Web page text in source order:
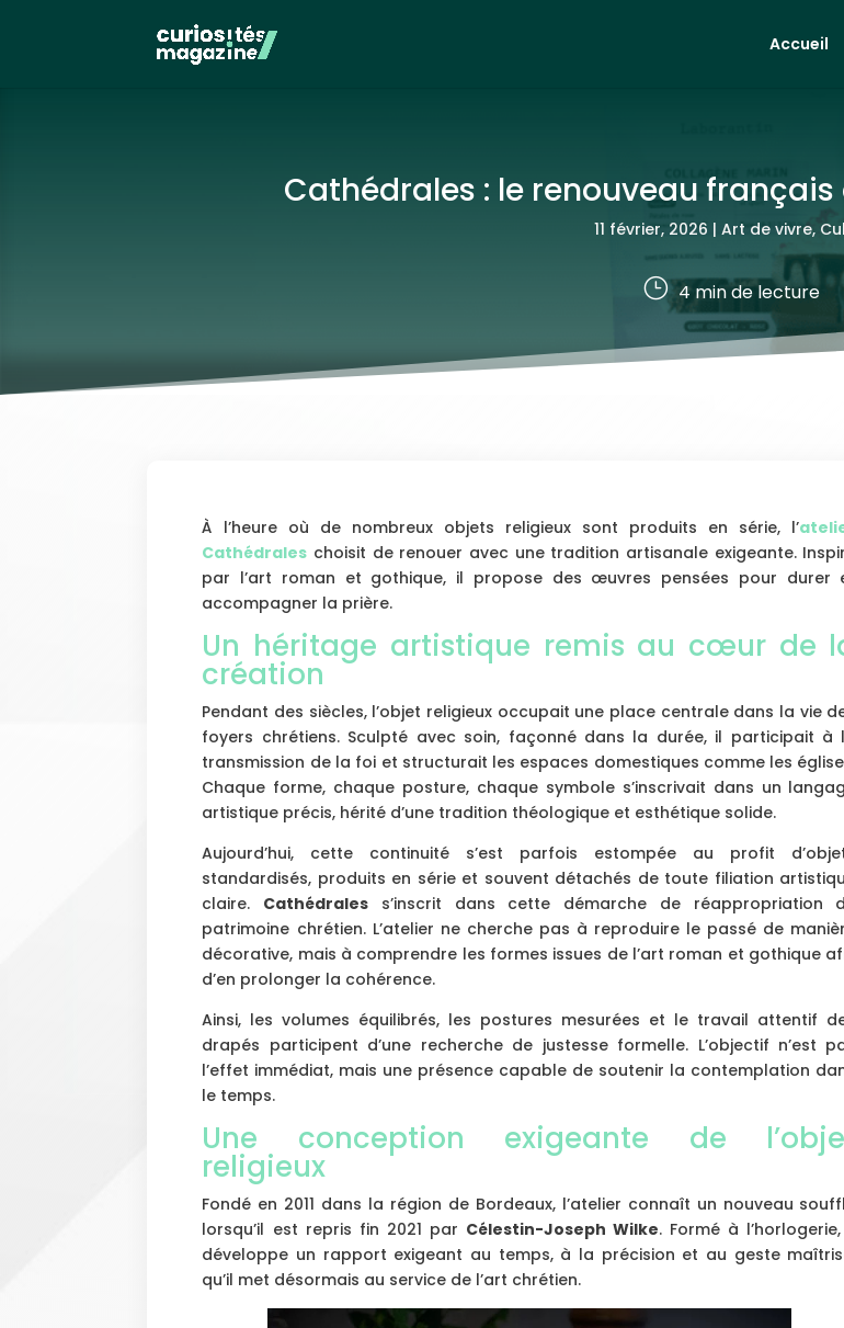
Accueil
Cathédrales : le renouveau
11 février, 2026 | Art de vivre,
} 4 min de lecture
À l’heure où de nombreux objets religieux sont produits en série, l’
Cathédrales choisit de renouer avec une tradition artisanale exigeante.
par l’art roman et gothique, il propose des œuvres pensées pour durer
accompagner la prière.
Un héritage artistique remis au cœur de
création
Pendant des siècles, l’objet religieux occupait une place centrale dans la vie
foyers chrétiens. Sculpté avec soin, façonné dans la durée, il participait à
transmission de la foi et structurait les espaces domestiques comme les
Chaque forme, chaque posture, chaque symbole s’inscrivait dans un
artistique précis, hérité d’une tradition théologique et esthétique solide.
Aujourd’hui, cette continuité s’est parfois estompée au profit
standardisés, produits en série et souvent détachés de toute filiation
claire. Cathédrales s’inscrit dans cette démarche de réappropriation
patrimoine chrétien. L’atelier ne cherche pas à reproduire le passé de
décorative, mais à comprendre les formes issues de l’art roman et gothique
d’en prolonger la cohérence.
Ainsi, les volumes équilibrés, les postures mesurées et le travail attentif
drapés participent d’une recherche de justesse formelle. L’objectif n’est
l’effet immédiat, mais une présence capable de soutenir la contemplation
le temps.
Une conception exigeante de
religieux
Fondé en 2011 dans la région de Bordeaux, l’atelier connaît un nouveau
lorsqu’il est repris fin 2021 par Célestin-Joseph Wilke. Formé à
développe un rapport exigeant au temps, à la précision et au geste
qu’il met désormais au service de l’art chrétien.